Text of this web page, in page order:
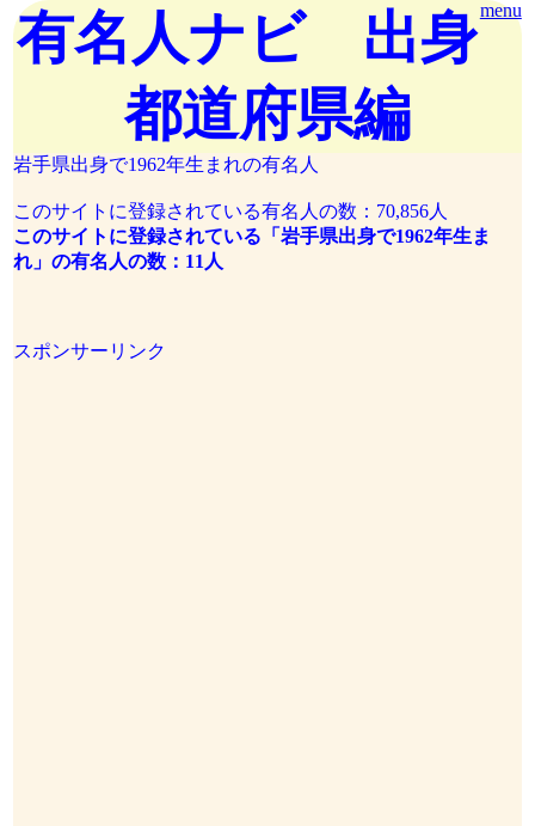
menu
有名人ナビ 出身
都道府県編
岩手県出身で1962年生まれの有名人
このサイトに登録されている有名人の数：70,856人
このサイトに登録されている「岩手県出身で1962年生ま
れ」の有名人の数：11人
スポンサーリンク